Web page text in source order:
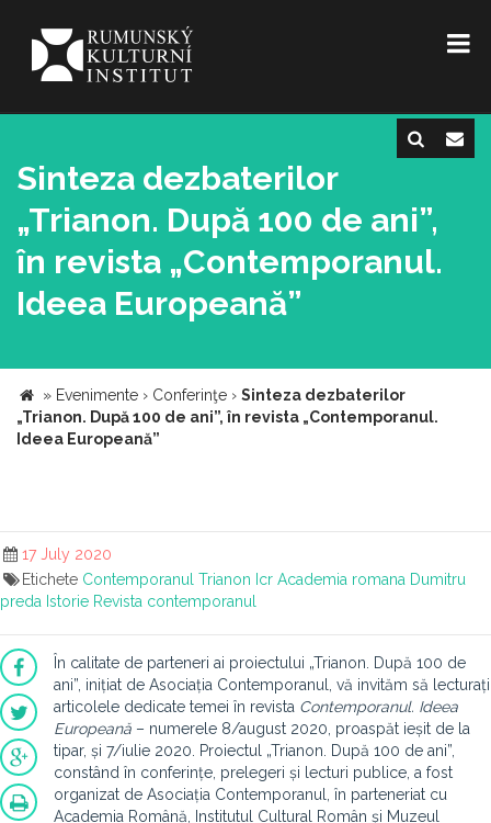
Sinteza dezbaterilor
„Trianon. După 100 de ani”,
în revista „Contemporanul.
Ideea Europeană”
» Evenimente › Conferinţe › Sinteza dezbaterilor
„Trianon. După 100 de ani”, în revista „Contemporanul.
Ideea Europeană”
17 July 2020
Etichete Contemporanul Trianon Icr Academia romana Dumitru
preda Istorie Revista contemporanul
În calitate de parteneri ai proiectului „Trianon. După 100 de
ani”, inițiat de Asociația Contemporanul, vă invităm să lecturați
articolele dedicate temei în revista Contemporanul. Ideea
Europeană – numerele 8/august 2020, proaspăt ieșit de la
tipar, și 7/iulie 2020. Proiectul „Trianon. După 100 de ani”,
constând în conferințe, prelegeri și lecturi publice, a fost
organizat de Asociația Contemporanul, în parteneriat cu
Academia Română, Institutul Cultural Român și Muzeul